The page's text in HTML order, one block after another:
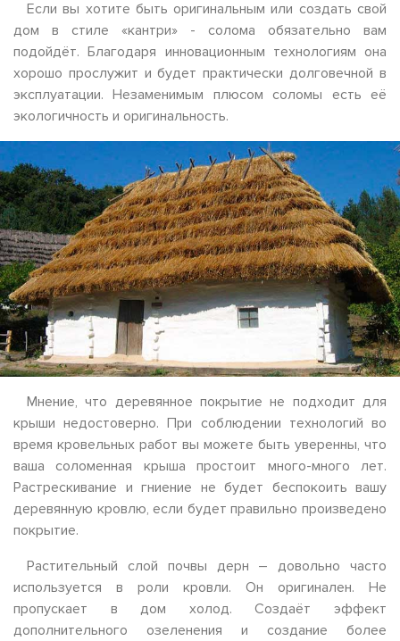
Если вы хотите быть оригинальным или создать свой
дом в стиле «кантри» - солома обязательно вам
подойдёт. Благодаря инновационным технологиям она
хорошо прослужит и будет практически долговечной в
эксплуатации. Незаменимым плюсом соломы есть её
экологичность и оригинальность.
Мнение, что деревянное покрытие не подходит для
крыши недостоверно. При соблюдении технологий во
время кровельных работ вы можете быть уверенны, что
ваша соломенная крыша простоит много-много лет.
Растрескивание и гниение не будет беспокоить вашу
деревянную кровлю, если будет правильно произведено
покрытие.
Растительный слой почвы дерн – довольно часто
используется в роли кровли. Он оригинален. Не
пропускает в дом холод. Создаёт эффект
дополнительного озеленения и создание более